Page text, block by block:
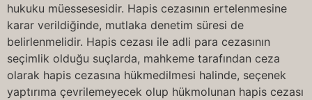
hukuku müessesesidir. Hapis cezasının ertelenmesine
karar verildiğinde, mutlaka denetim süresi de
belirlenmelidir. Hapis cezası ile adli para cezasının
seçimlik olduğu suçlarda, mahkeme tarafından ceza
olarak hapis cezasına hükmedilmesi halinde, seçenek
yaptırıma çevrilemeyecek olup hükmolunan hapis cezası